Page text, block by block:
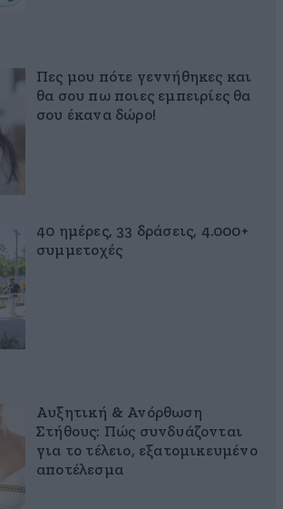
Πες μου πότε γεννήθηκες και
θα σου πω ποιες εμπειρίες θα
σου έκανα δώρο!
40 ημέρες, 33 δράσεις, 4.000+
συμμετοχές
Αυξητική & Ανόρθωση
Στήθους: Πώς συνδυάζονται
για το τέλειο, εξατομικευμένο
αποτέλεσμα